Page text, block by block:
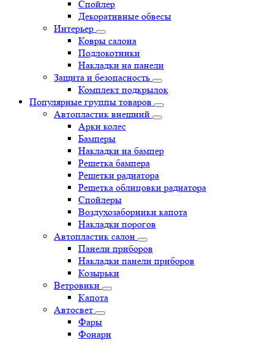
Спойлер
Декоративные обвесы
Интерьер
Ковры салона
Подлокотники
Накладки на панели
Защита и безопасность
Комплект подкрылок
Популярные группы товаров
Автопластик внешний
Арки колес
Бамперы
Накладки на бампер
Решетка бампера
Решетки радиатора
Решетка облицовки радиатора
Спойлеры
Воздухозаборники капота
Накладки порогов
Автопластик салон
Панели приборов
Накладки панели приборов
Козырьки
Ветровики
Капота
Автосвет
Фары
Фонари